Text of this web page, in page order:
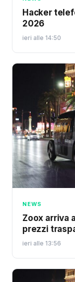
Hacker
2026
ieri alle 14:50
NEWS
Zoox arriva
prezzi
ieri alle 13:56